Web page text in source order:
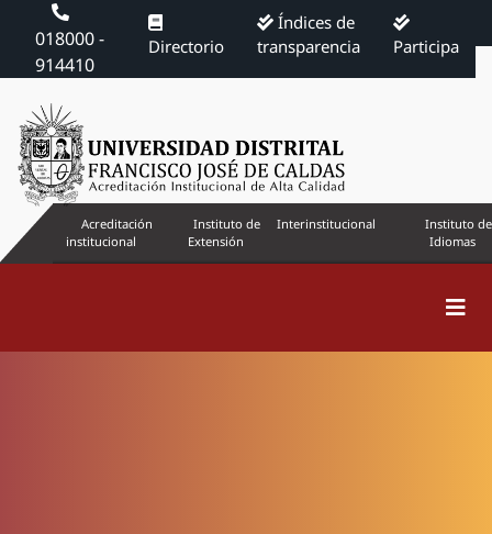
018000 -
914410
Directorio
Índices de
transparencia
Participa
Acreditación
institucional
Instituto de
Extensión
Interinstitucional
Instituto de
Idiomas